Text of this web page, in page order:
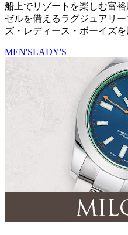
船上でリゾートを楽しむ富
ゼルを備えるラグジュアリ
ズ・レディース・ボーイズを
MEN'SLADY'S